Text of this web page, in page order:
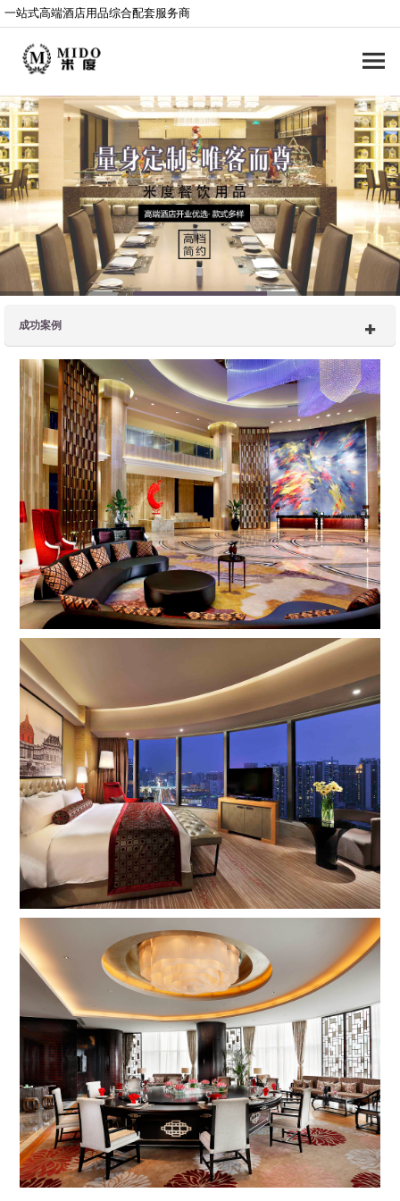
一站式高端酒店用品综合配套服务商
成功案例